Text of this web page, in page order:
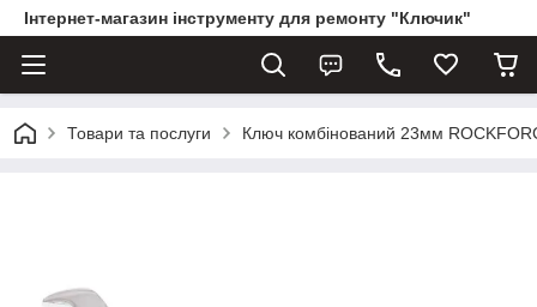
Інтернет-магазин інструменту для ремонту "Ключик"
Товари та послуги Ключ комбінований 23мм